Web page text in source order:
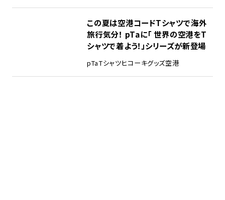
この夏は空港コードTシャツで海外
旅行気分！ pTaに「 世界の空港をT
シャツで着よう！」シリーズが新登場
pTaTシャツヒコーキグッズ空港